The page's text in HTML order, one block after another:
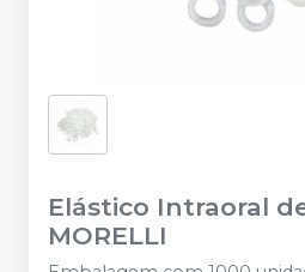
Elástico Intraoral
MORELLI